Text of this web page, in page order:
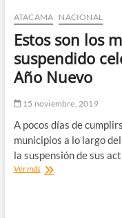
UDI:
Congreso
logra
acuerdo
para
nueva
ATACAMA NACIONAL
Estos son los
suspendido
Año Nuevo
15 noviembre, 2019
A pocos días de
municipios a lo largo
la suspensión de sus
Ver másEstos